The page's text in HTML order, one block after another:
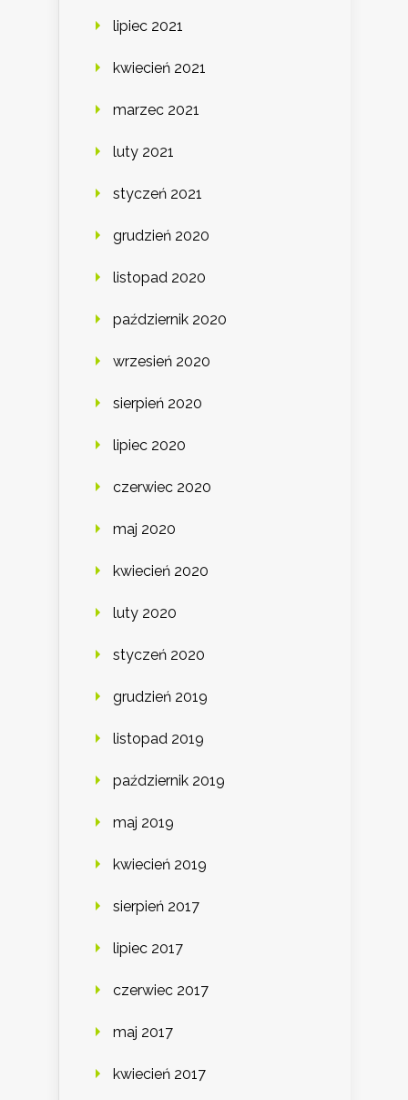
lipiec 2021
kwiecień 2021
marzec 2021
luty 2021
styczeń 2021
grudzień 2020
listopad 2020
październik 2020
wrzesień 2020
sierpień 2020
lipiec 2020
czerwiec 2020
maj 2020
kwiecień 2020
luty 2020
styczeń 2020
grudzień 2019
listopad 2019
październik 2019
maj 2019
kwiecień 2019
sierpień 2017
lipiec 2017
czerwiec 2017
maj 2017
kwiecień 2017